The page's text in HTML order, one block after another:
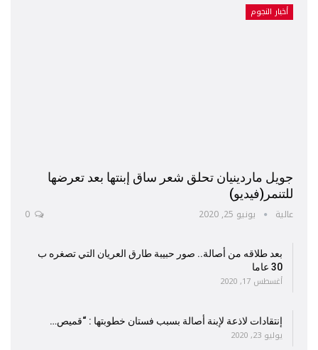
أخبار النجوم
جويل ماردينيان تحلق شعر ساق إبنتها بعد تعرضها
للتنمر(فيديو)
عالية يونيو 25, 2020
بعد طلاقه من أصالة.. صور حبيبة طارق العريان التي تصغره ب
30 عاما
أغسطس 17, 2020
إنتقادات لاذعة لإبنة أصالة بسبب فستان خطوبتها : “قميص…
يوليو 23, 2020